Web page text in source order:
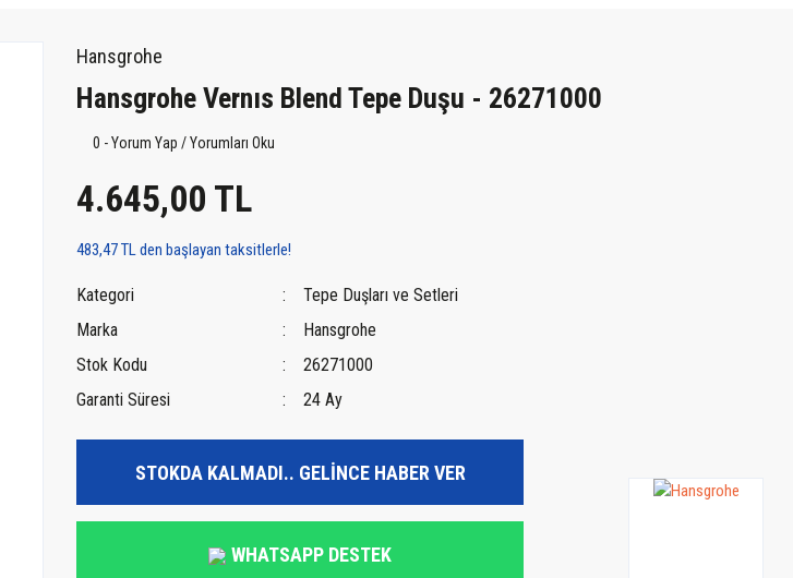
Hansgrohe
Hansgrohe Vernıs Blend Tepe Duşu - 26271000
0 - Yorum Yap / Yorumları Oku
4.645,00 TL
483,47 TL den başlayan taksitlerle!
Kategori
Tepe Duşları ve Setleri
Marka
Hansgrohe
Stok Kodu
26271000
Garanti Süresi
24 Ay
STOKDA KALMADI.. GELİNCE HABER VER
WHATSAPP DESTEK